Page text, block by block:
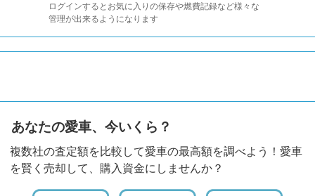
ログインするとお気に入りの保存や燃費記録など様々な
管理が出来るようになります
あなたの愛車、今いくら？
複数社の査定額を比較して愛車の最高額を調べよう！愛車
を賢く売却して、購入資金にしませんか？